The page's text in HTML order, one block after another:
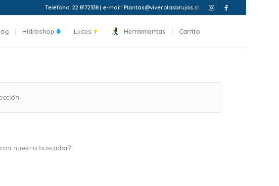
Teléfono: 22 8172338 | e-mail: Plantas@viverolasbrujas.cl
Hidroshop Luces Herramientas Carrito
nuestro buscador?